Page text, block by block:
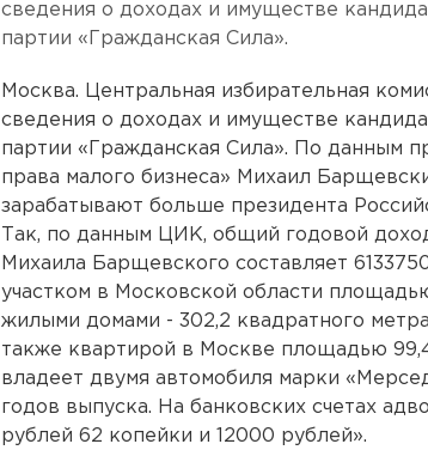
сведения о доходах и имуществе
партии «Гражданская Сила».
Москва. Центральная избирательная
сведения о доходах и имуществе
партии «Гражданская Сила». По данным
права малого бизнеса» Михаил
зарабатывают больше президента
Так, по данным ЦИК, общий годовой
Михаила Барщевского составляет
участком в Московской области
жилыми домами - 302,2 квадратного
также квартирой в Москве площадью
владеет двумя автомобиля марки
годов выпуска. На банковских счетах
рублей 62 копейки и 12000 рублей».